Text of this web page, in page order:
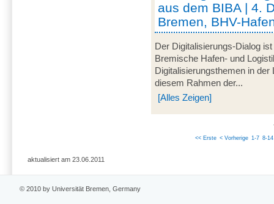
aus dem BIBA | 4.
Bremen, BHV-
Der Digitalisierungs-Dialog
Bremische Hafen- und
Digitalisierungsthemen in
diesem Rahmen der...
[Alles Zeigen]
<< Erste < Vorherige 1-7 8-14
aktualisiert am 23.06.2011
© 2010 by Universität Bremen, Germany